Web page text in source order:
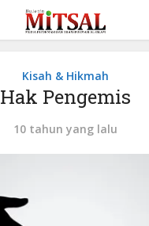
Kisah & Hikmah
Hak Pengemis
10 tahun yang lalu